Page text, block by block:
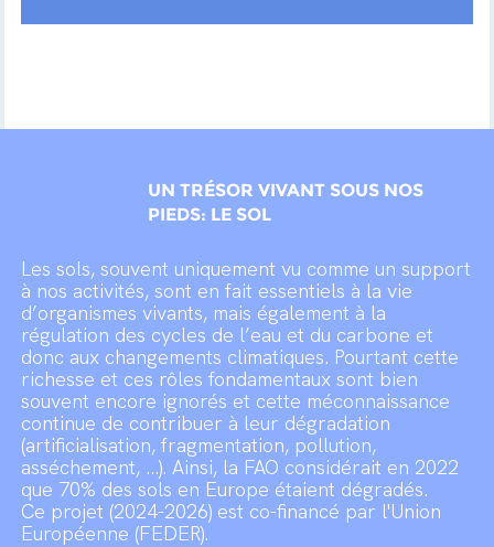
UN TRÉSOR VIVANT SOUS NOS
PIEDS: LE SOL
Les sols, souvent uniquement vu comme un support
à nos activités, sont en fait essentiels à la vie
d’organismes vivants, mais également à la
régulation des cycles de l’eau et du carbone et
donc aux changements climatiques. Pourtant cette
richesse et ces rôles fondamentaux sont bien
souvent encore ignorés et cette méconnaissance
continue de contribuer à leur dégradation
(artificialisation, fragmentation, pollution,
asséchement, …). Ainsi, la FAO considérait en 2022
que 70% des sols en Europe étaient dégradés.
Ce projet (2024-2026) est co-financé par l'Union
Européenne (FEDER).